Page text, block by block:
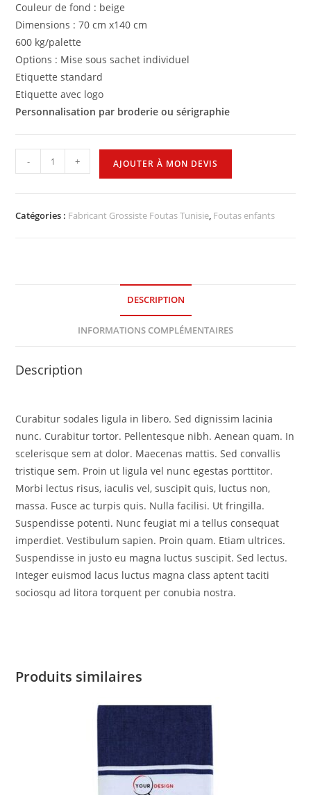
Couleur de fond : beige
Dimensions : 70 cm x140 cm
600 kg/palette
Options : Mise sous sachet individuel
Etiquette standard
Etiquette avec logo
Personnalisation par broderie ou sérigraphie
- + AJOUTER À MON DEVIS
Catégories : Fabricant Grossiste Foutas Tunisie, Foutas enfants
DESCRIPTION
INFORMATIONS COMPLÉMENTAIRES
Description
Curabitur sodales ligula in libero. Sed dignissim lacinia
nunc. Curabitur tortor. Pellentesque nibh. Aenean quam. In
scelerisque sem at dolor. Maecenas mattis. Sed convallis
tristique sem. Proin ut ligula vel nunc egestas porttitor.
Morbi lectus risus, iaculis vel, suscipit quis, luctus non,
massa. Fusce ac turpis quis. Nulla facilisi. Ut fringilla.
Suspendisse potenti. Nunc feugiat mi a tellus consequat
imperdiet. Vestibulum sapien. Proin quam. Etiam ultrices.
Suspendisse in justo eu magna luctus suscipit. Sed lectus.
Integer euismod lacus luctus magna class aptent taciti
sociosqu ad litora torquent per conubia nostra.
Produits similaires